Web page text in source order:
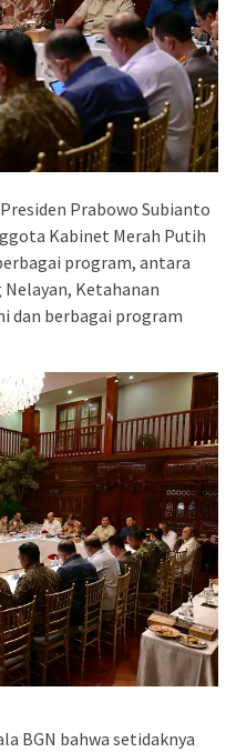
Prabowo Subianto
Kabinet Merah Putih
program, antara
Nelayan, Ketahanan
dan berbagai program
BGN bahwa setidaknya